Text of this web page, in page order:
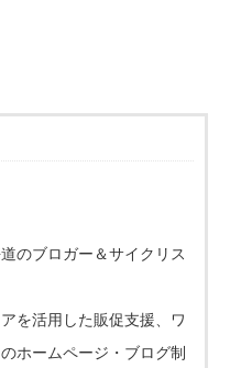
のブロガー＆サイクリス
を活用した販促支援、ワ
ホームページ・ブログ制